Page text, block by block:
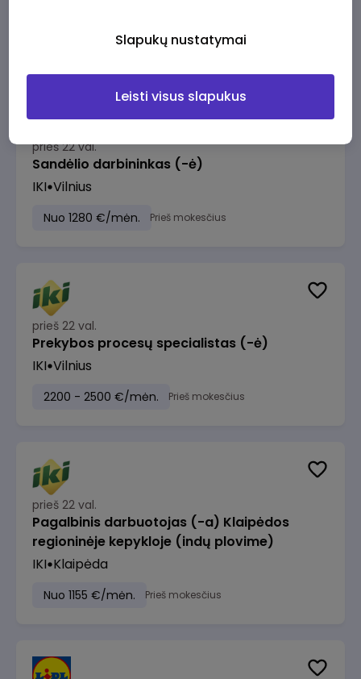
3000 - 3650 €/mėn. Prieš mokesčius
prieš 22 val.
Sandėlio darbininkas (-ė)
IKI Vilnius
Nuo 1280 €/mėn. Prieš mokesčius
prieš 22 val.
Prekybos procesų specialistas (-ė)
IKI Vilnius
2200 - 2500 €/mėn. Prieš mokesčius
prieš 22 val.
Pagalbinis darbuotojas (-a) Klaipėdos
regioninėje kepykloje (indų plovime)
IKI Klaipėda
Nuo 1155 €/mėn. Prieš mokesčius
Slapukų nustatymai
Leisti visus slapukus